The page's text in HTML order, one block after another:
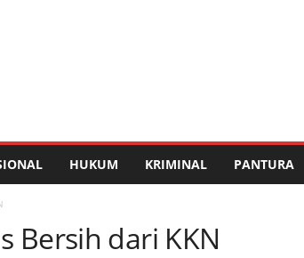
HUKUM KRIMINAL PANTURA
Bersih dari KKN